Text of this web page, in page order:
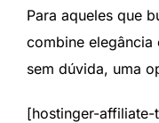
Para aqueles que
combine elegância
sem dúvida, uma
[hostinger-affiliate-